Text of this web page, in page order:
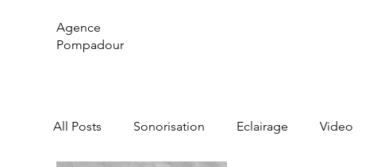
Agence
Pompadour
All Posts Sonorisation Eclairage Video